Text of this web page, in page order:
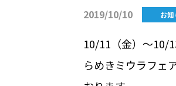
2019/10/10 お
10/11（金）～10/
らめきミウラフェ